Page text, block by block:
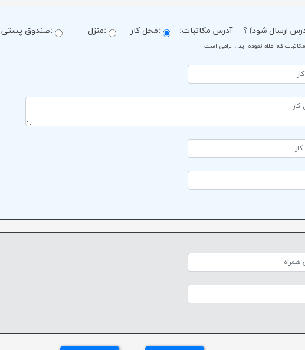
ارسال شود) ؟ آدرس مکاتبات: :محل کار :منزل :صندوق پستی
كه اعلام نموده اید ، الزامی است